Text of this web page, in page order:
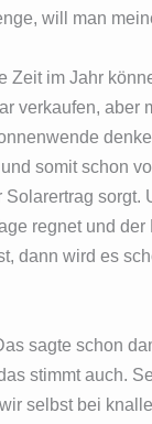
will man
Zeit im Jahr
verkaufen, aber
somit schon
sorgt.
regnet und
dann wird es
sagte schon
stimmt auch.
selbst bei